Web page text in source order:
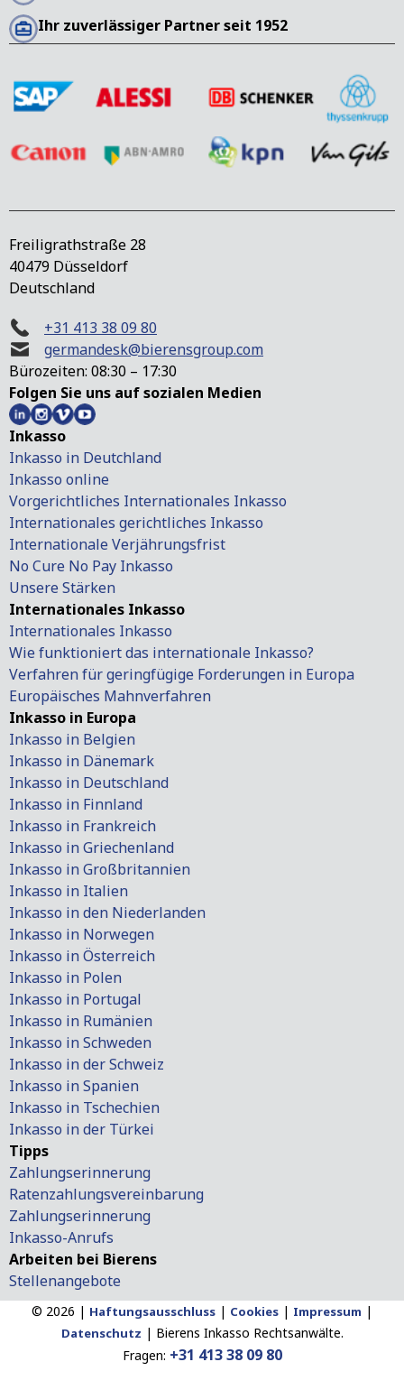
Ihr zuverlässiger Partner seit 1952
Freiligrathstraße 28
40479 Düsseldorf
Deutschland
+31 413 38 09 80
germandesk@bierensgroup.com
Bürozeiten: 08:30 – 17:30
Folgen Sie uns auf sozialen Medien
Inkasso
Inkasso in Deutchland
Inkasso online
Vorgerichtliches Internationales Inkasso
Internationales gerichtliches Inkasso
Internationale Verjährungsfrist
No Cure No Pay Inkasso
Unsere Stärken
Internationales Inkasso
Internationales Inkasso
Wie funktioniert das internationale Inkasso?
Verfahren für geringfügige Forderungen in Europa
Europäisches Mahnverfahren
Inkasso in Europa
Inkasso in Belgien
Inkasso in Dänemark
Inkasso in Deutschland
Inkasso in Finnland
Inkasso in Frankreich
Inkasso in Griechenland
Inkasso in Großbritannien
Inkasso in Italien
Inkasso in den Niederlanden
Inkasso in Norwegen
Inkasso in Österreich
Inkasso in Polen
Inkasso in Portugal
Inkasso in Rumänien
Inkasso in Schweden
Inkasso in der Schweiz
Inkasso in Spanien
Inkasso in Tschechien
Inkasso in der Türkei
Tipps
Zahlungserinnerung
Ratenzahlungsvereinbarung
Zahlungserinnerung
Inkasso-Anrufs
Arbeiten bei Bierens
Stellenangebote
© 2026 | Haftungsausschluss | Cookies | Impressum |
Datenschutz | Bierens Inkasso Rechtsanwälte.
Fragen: +31 413 38 09 80